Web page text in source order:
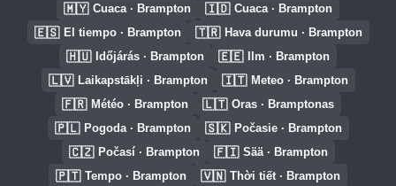
🇲🇾 Cuaca · Brampton 🇮🇩 Cuaca · Brampton
🇪🇸 El tiempo · Brampton 🇹🇷 Hava durumu · Brampton
🇭🇺 Időjárás · Brampton 🇪🇪 Ilm · Brampton
🇱🇻 Laikapstākļi · Brampton 🇮🇹 Meteo · Brampton
🇫🇷 Météo · Brampton 🇱🇹 Oras · Bramptonas
🇵🇱 Pogoda · Brampton 🇸🇰 Počasie · Brampton
🇨🇿 Počasí · Brampton 🇫🇮 Sää · Brampton
🇵🇹 Tempo · Brampton 🇻🇳 Thời tiết · Brampton